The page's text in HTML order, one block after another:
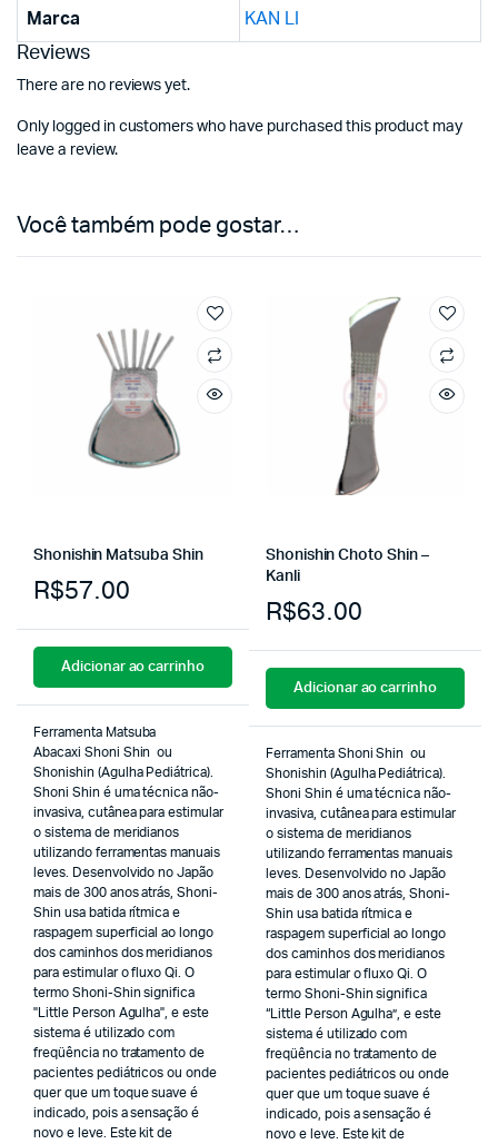
Marca KAN LI
Reviews
There are no reviews yet.
Only logged in customers who have purchased this product may
leave a review.
Você também pode gostar…
Shonishin Matsuba Shin
R$57.00
Adicionar ao carrinho
Ferramenta Matsuba
Abacaxi Shoni Shin ou
Shonishin (Agulha Pediátrica).
Shoni Shin é uma técnica não-
invasiva, cutânea para estimular
o sistema de meridianos
utilizando ferramentas manuais
leves. Desenvolvido no Japão
mais de 300 anos atrás, Shoni-
Shin usa batida rítmica e
raspagem superficial ao longo
dos caminhos dos meridianos
para estimular o fluxo Qi. O
termo Shoni-Shin significa
"Little Person Agulha", e este
sistema é utilizado com
freqüência no tratamento de
pacientes pediátricos ou onde
quer que um toque suave é
indicado, pois a sensação é
novo e leve. Este kit de
Shonishin Choto Shin –
Kanli
R$63.00
Adicionar ao carrinho
Ferramenta Shoni Shin ou
Shonishin (Agulha Pediátrica).
Shoni Shin é uma técnica não-
invasiva, cutânea para estimular
o sistema de meridianos
utilizando ferramentas manuais
leves. Desenvolvido no Japão
mais de 300 anos atrás, Shoni-
Shin usa batida rítmica e
raspagem superficial ao longo
dos caminhos dos meridianos
para estimular o fluxo Qi. O
termo Shoni-Shin significa
“Little Person Agulha”, e este
sistema é utilizado com
freqüência no tratamento de
pacientes pediátricos ou onde
quer que um toque suave é
indicado, pois a sensação é
novo e leve. Este kit de